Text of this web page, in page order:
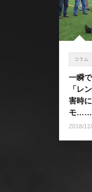
コラム
一瞬
「レ
害時
モ……
2018/